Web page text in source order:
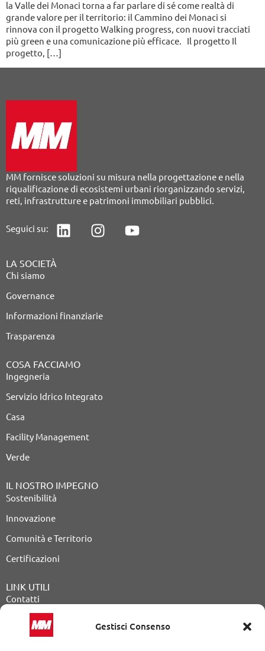
Gestisci Consenso
la Valle dei Monaci torna a far parlare di sé come realtà di
grande valore per il territorio: il Cammino dei Monaci si
rinnova con il progetto Walking progress, con nuovi tracciati
più green e una comunicazione più efficace. Il progetto Il
progetto, […]
MM fornisce soluzioni su misura nella progettazione e nella
riqualificazione di ecosistemi urbani riorganizzando servizi,
reti, infrastrutture e patrimoni immobiliari pubblici.
Seguici su:
LA SOCIETÀ
Chi siamo
Governance
Informazioni finanziarie
Trasparenza
COSA FACCIAMO
Ingegneria
Servizio Idrico Integrato
Casa
Facility Management
Verde
IL NOSTRO IMPEGNO
Sostenibilità
Innovazione
Comunità e Territorio
Certificazioni
LINK UTILI
Contatti
Lavora con noi
Procedure di gara